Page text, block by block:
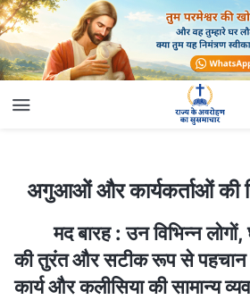
अगुआओं और कार्यकर्ताओं की जिम्मेदारियाँ (18)
अगुआओं और कार्यकर्ताओं की
मद बारह : उन विभिन्न
की तुरंत और सटीक रूप से पहचान
कार्य और कलीसिया की सामान्य